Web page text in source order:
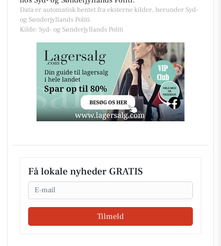
Data er automatisk hentet fra eksterne kilder, herunder Syd-
og Sønderjyllands Politi.
Kilde: Syd- og Sønderjyllands Politi
Få lokale nyheder GRATIS
Email
Tilmeld